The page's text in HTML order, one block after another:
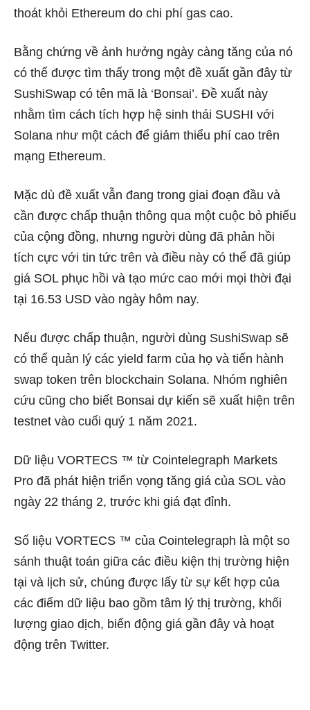
thoát khỏi Ethereum do chi phí gas cao.
Bằng chứng về ảnh hưởng ngày càng tăng của nó
có thể được tìm thấy trong một đề xuất gần đây từ
SushiSwap có tên mã là ‘Bonsai’. Đề xuất này
nhằm tìm cách tích hợp hệ sinh thái SUSHI với
Solana như một cách để giảm thiểu phí cao trên
mạng Ethereum.
Mặc dù đề xuất vẫn đang trong giai đoạn đầu và
cần được chấp thuận thông qua một cuộc bỏ phiếu
của cộng đồng, nhưng người dùng đã phản hồi
tích cực với tin tức trên và điều này có thể đã giúp
giá SOL phục hồi và tạo mức cao mới mọi thời đại
tại 16.53 USD vào ngày hôm nay.
Nếu được chấp thuận, người dùng SushiSwap sẽ
có thể quản lý các yield farm của họ và tiến hành
swap token trên blockchain Solana. Nhóm nghiên
cứu cũng cho biết Bonsai dự kiến ​​sẽ xuất hiện trên
testnet vào cuối quý 1 năm 2021.
Dữ liệu VORTECS ™ từ Cointelegraph Markets
Pro đã phát hiện triển vọng tăng giá của SOL vào
ngày 22 tháng 2, trước khi giá đạt đỉnh.
Số liệu VORTECS ™ của Cointelegraph là một so
sánh thuật toán giữa các điều kiện thị trường hiện
tại và lịch sử, chúng được lấy từ sự kết hợp của
các điểm dữ liệu bao gồm tâm lý thị trường, khối
lượng giao dịch, biến động giá gần đây và hoạt
động trên Twitter.